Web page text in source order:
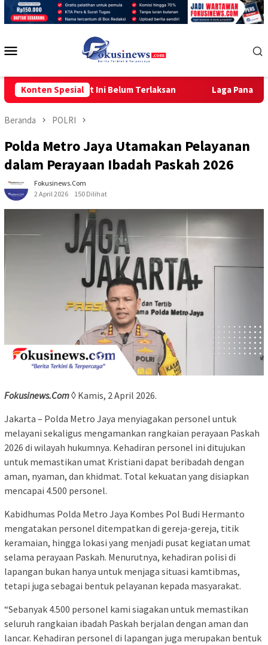
Loncat
Konten Spesial
Saat Ini Belum Terlaksan Laga Panas PSJ CUP
Beranda POLRI
Polda Metro Jaya Utamakan Pelayanan
dalam Perayaan Ibadah Paskah 2026
Fokusinews.com
2 April 2026
150 Dilihat
Fokusinews.Com◊ Kamis, 2 April 2026.
Jakarta – Polda Metro Jaya menyiagakan personel untuk
melayani sekaligus mengamankan rangkaian perayaan Paskah
2026 di wilayah hukumnya. Kehadiran personel ini ditujukan
untuk memastikan umat Kristiani dapat beribadah dengan
aman, nyaman, dan khidmat. Total kekuatan yang disiapkan
mencapai 4.500 personel.
Kabidhumas Polda Metro Jaya Kombes Pol Budi Hermanto
mengatakan personel ditempatkan di gereja-gereja, titik
keramaian, hingga lokasi yang menjadi pusat kegiatan umat
selama perayaan Paskah. Menurutnya, kehadiran polisi di
lapangan bukan hanya untuk menjaga situasi kamtibmas,
tetapi juga sebagai bentuk pelayanan kepada masyarakat.
“Sebanyak 4.500 personel kami siagakan untuk memastikan
seluruh rangkaian ibadah Paskah berjalan dengan aman dan
lancar. Kehadiran personel di lapangan juga merupakan bentuk